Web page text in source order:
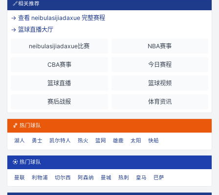
🔗相关推荐
→ 查看 neibulasijiadaxue 完整赛程
→ 篮球直播大厅
neibulasijiadaxue比赛 NBA赛事
CBA赛事 今日赛程
篮球直播 篮球视频
赛后战报 体育资讯
🏀 热门球队
湖人 勇士 凯尔特人 热火 篮网 雄鹿 太阳 快船
⚽ 热门球队
曼联 利物浦 切尔西 阿森纳 曼城 热刺 皇马 巴萨